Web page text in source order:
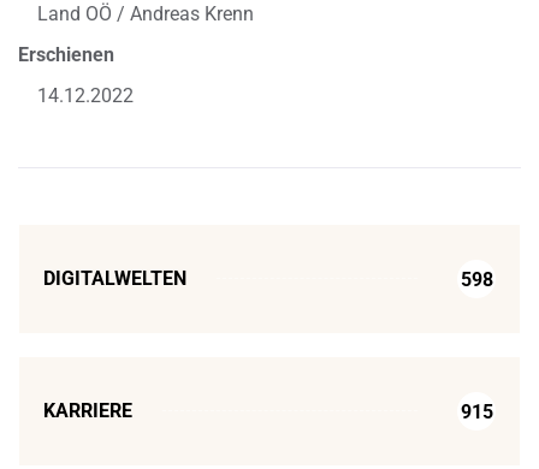
Land OÖ / Andreas Krenn
Erschienen
14.12.2022
DIGITALWELTEN 598
KARRIERE 915